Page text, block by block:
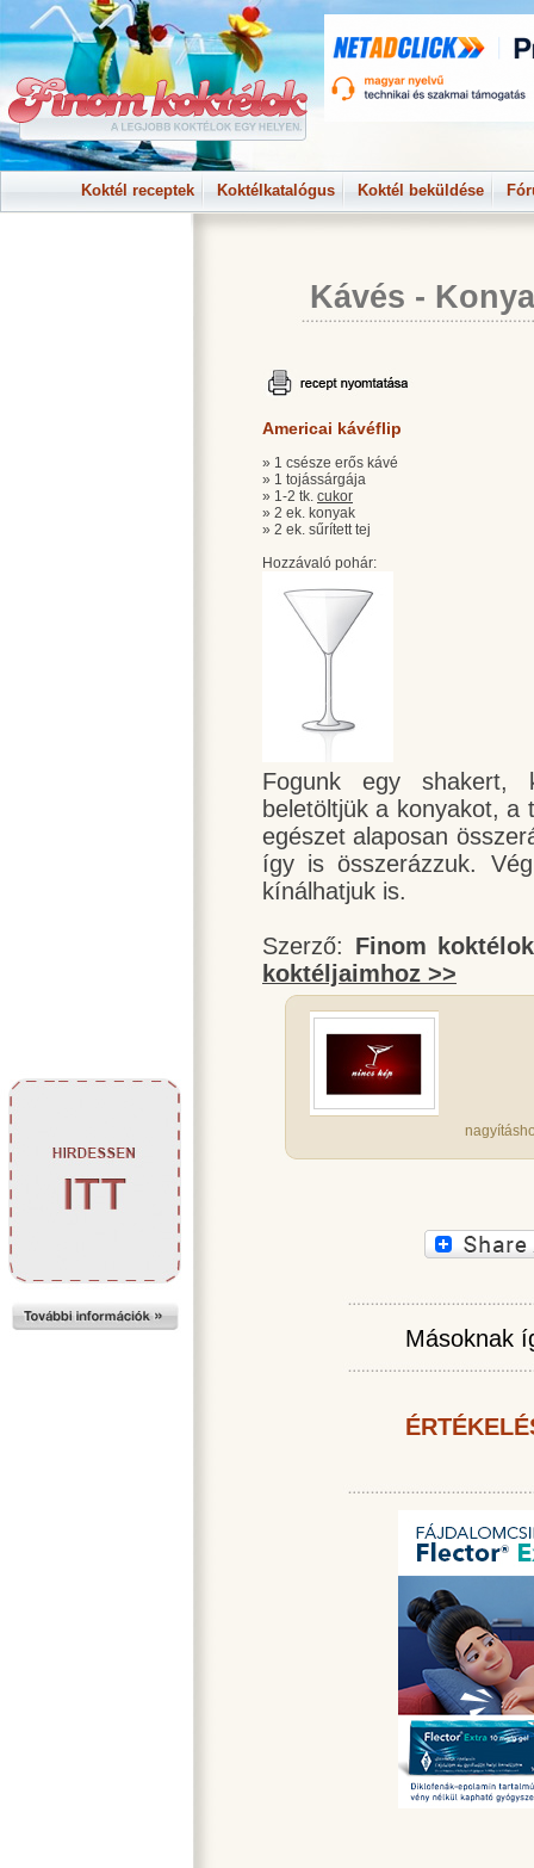
Koktél receptek Koktélkatalógus Koktél beküldése
Kávés -
Americai kávéflip
» 1 csésze erős kávé
» 1 tojássárgája
» 1-2 tk. cukor
» 2 ek. konyak
» 2 ek. sűrített tej
Hozzávaló pohár:
Fogunk egy shakert,
beletöltjük a konyakot,
egészet alaposan
így is összerázzuk.
kínálhatjuk is.
Szerző: Finom koktélok
koktéljaimhoz >>
Másoknak